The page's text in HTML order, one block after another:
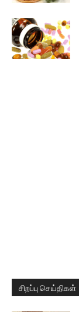
சிறப்பு செய்திகள்